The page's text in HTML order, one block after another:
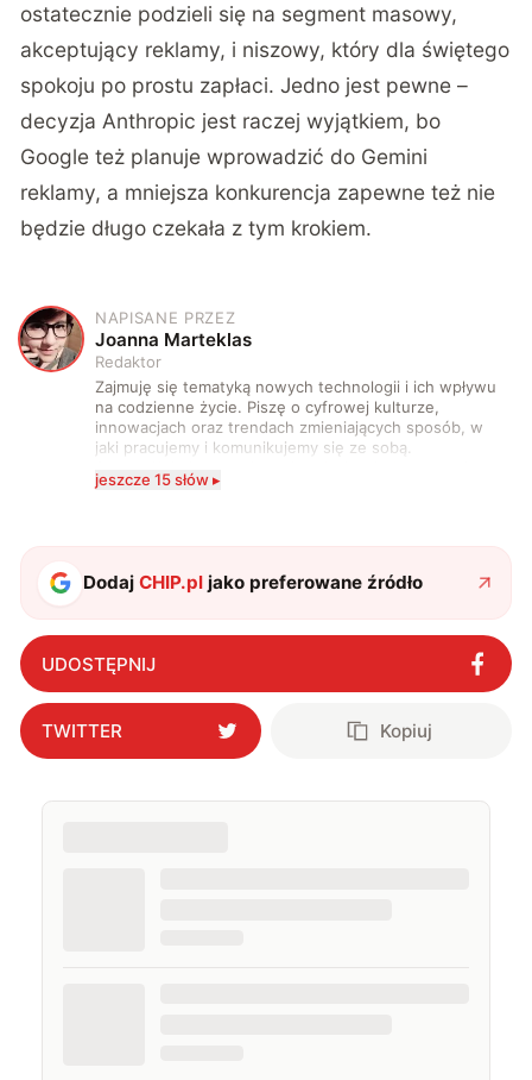
ostatecznie podzieli się na segment masowy,
akceptujący reklamy, i niszowy, który dla świętego
spokoju po prostu zapłaci. Jedno jest pewne –
decyzja Anthropic jest raczej wyjątkiem, bo
Google też planuje wprowadzić do Gemini
reklamy, a mniejsza konkurencja zapewne też nie
będzie długo czekała z tym krokiem.
J
NAPISANE PRZEZ
Joanna Marteklas
Redaktor
Zajmuję się tematyką nowych technologii i ich wpływu
na codzienne życie. Piszę o cyfrowej kulturze,
innowacjach oraz trendach zmieniających sposób, w
jaki pracujemy i komunikujemy się ze sobą.
Szczególnie interesuje mnie relacja między rozwojem
technologii a współczesną popkulturą. W wolnych
jeszcze 15 słów ▸
DodajCHIP.pl jako preferowane źródło
UDOSTĘPNIJ
TWITTER Kopiuj